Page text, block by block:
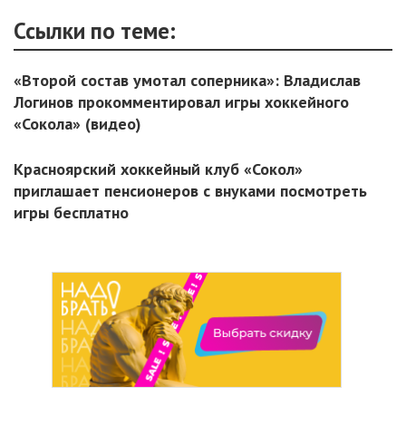
Ссылки по теме:
«Второй состав умотал соперника»: Владислав
Логинов прокомментировал игры хоккейного
«Сокола» (видео)
Красноярский хоккейный клуб «Сокол»
приглашает пенсионеров с внуками посмотреть
игры бесплатно